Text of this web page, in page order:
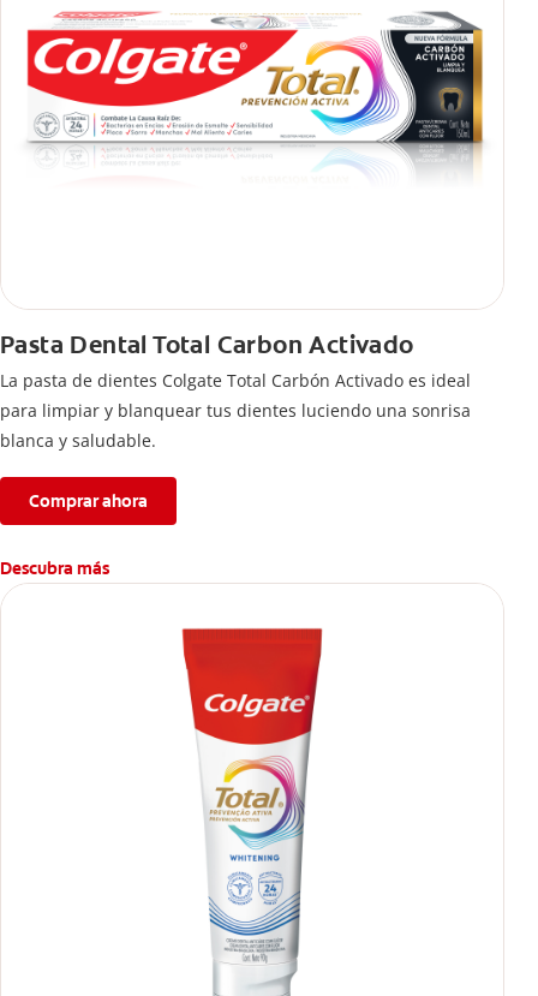
Pasta Dental Total Carbon Activado
La pasta de dientes Colgate Total Carbón Activado es ideal
para limpiar y blanquear tus dientes luciendo una sonrisa
blanca y saludable.
Comprar ahora
Descubra más